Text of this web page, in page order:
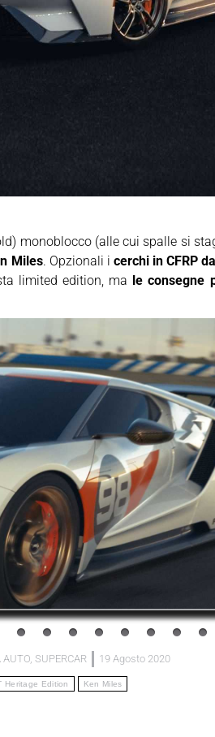
monoblocco (alle cui spalle si
Miles. Opzionali i cerchi in CFRP
limited edition, ma le consegne
AUTO, SUPERCAR 19 Agosto 2020
Heritage Edition Ken Miles